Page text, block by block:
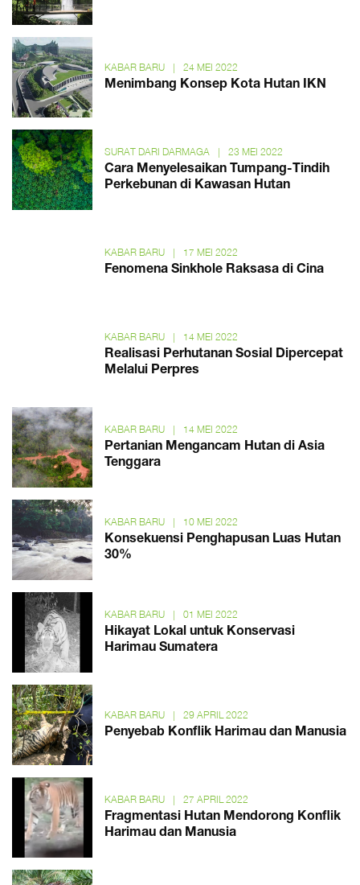
KABAR BARU | 24 MEI 2022
Menimbang Konsep Kota Hutan IKN
SURAT DARI DARMAGA | 23 MEI 2022
Cara Menyelesaikan Tumpang-Tindih
Perkebunan di Kawasan Hutan
KABAR BARU | 17 MEI 2022
Fenomena Sinkhole Raksasa di Cina
KABAR BARU | 14 MEI 2022
Realisasi Perhutanan Sosial Dipercepat
Melalui Perpres
KABAR BARU | 14 MEI 2022
Pertanian Mengancam Hutan di Asia
Tenggara
KABAR BARU | 10 MEI 2022
Konsekuensi Penghapusan Luas Hutan
30%
KABAR BARU | 01 MEI 2022
Hikayat Lokal untuk Konservasi
Harimau Sumatera
KABAR BARU | 29 APRIL 2022
Penyebab Konflik Harimau dan Manusia
KABAR BARU | 27 APRIL 2022
Fragmentasi Hutan Mendorong Konflik
Harimau dan Manusia